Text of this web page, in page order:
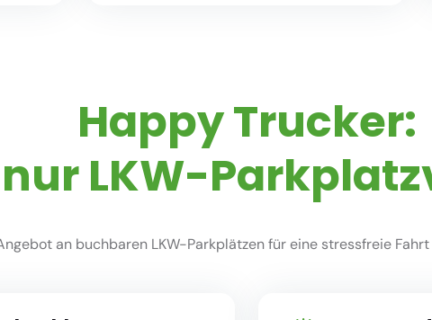
Happy Trucker:
LKW-
an buchbaren LKW-Parkplätzen für eine stressfreie